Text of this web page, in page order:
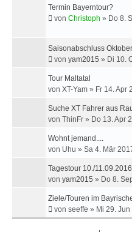
Termin Bayerntour?
von Christoph » Do 8.
Saisonabschluss
von yam2015 » Di 10.
Tour Maltatal
von XT-Yam » Fr 14. Apr
Suche XT Fahrer aus
von ThinFr » Do 13. Apr
Wohnt jemand....
von Uhu » Sa 4. Mär
Tagestour 10./11.09.2016
von yam2015 » Do 8.
Ziele/Touren im
von seeffe » Mi 29.